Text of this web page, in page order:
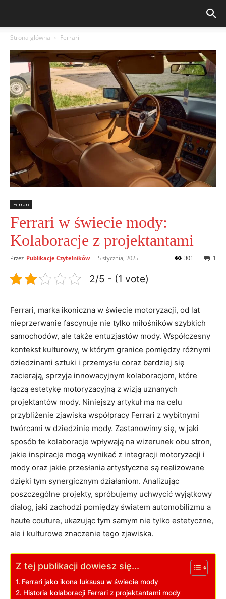
Strona główna Ferrari
Ferrari
Ferrari w świecie mody:
Kolaboracje z projektantami
Przez Publikacje Czytelników - 5 stycznia, 2025 1
301
2/5 - (1 vote)
Ferrari, marka ikoniczna‌ w świecie motoryzacji,​ od lat
nieprzerwanie fascynuje nie⁣ tylko miłośników ‍szybkich‍
samochodów, ale ‍także entuzjastów mody. Współczesny
kontekst kulturowy, w ​którym granice pomiędzy różnymi
dziedzinami sztuki ⁣i przemysłu coraz bardziej się
‌zacierają, sprzyja ‍innowacyjnym ​kolaboracjom, które
łączą ​estetykę‌ motoryzacyjną z wizją uznanych
projektantów mody. Niniejszy ​artykuł ‌ma na celu
przybliżenie zjawiska współpracy Ferrari ⁤z wybitnymi
⁢twórcami w dziedzinie mody.‌ Zastanowimy się,⁣ w jaki
sposób te ‌kolaboracje wpływają na wizerunek obu⁢ stron,
jakie inspiracje⁢ mogą wynikać z‍ integracji ⁤motoryzacji i
mody oraz jakie przesłania artystyczne⁣ są realizowane
dzięki tym synergicznym działaniom. Analizując
poszczególne projekty, spróbujemy uchwycić⁣ wyjątkowy⁢
dialog, jaki ⁢zachodzi pomiędzy⁤ światem automobilizmu a
haute⁢ couture, ukazując tym samym ⁤nie‌ tylko ⁢estetyczne,
‌ale i kulturowe znaczenie tego ​zjawiska.
Z tej publikacji dowiesz się...
Ferrari jako ikona luksusu ‍w ⁤świecie mody
Historia kolaboracji⁢ Ferrari z ⁢projektantami mody